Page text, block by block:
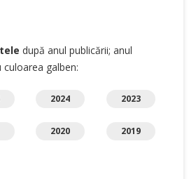
după anul publicării; anul
galben:
2024 2023
2020 2019